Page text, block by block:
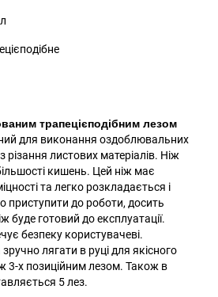
трапецієподібним лезом
для виконання оздоблювальних
різання листових матеріалів. Ніж
кишень. Цей ніж має
та легко розкладається і
до роботи, досить
буде готовий до експлуатації.
безпеку користувачеві.
лягати в руці для якісного
3-х позиційним лезом. Також в
5 лез.